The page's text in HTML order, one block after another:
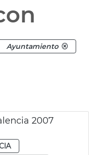
Ayuntamiento
2007